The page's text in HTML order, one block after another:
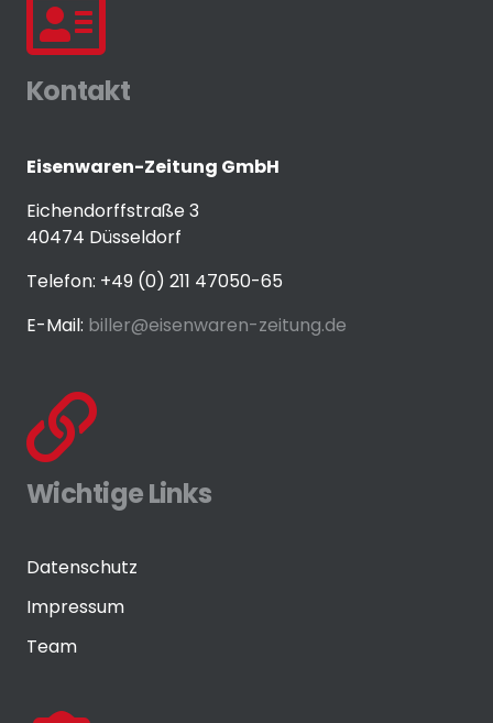
Kontakt
Eisenwaren-Zeitung GmbH
Eichendorffstraße 3
40474 Düsseldorf
Telefon: +49 (0) 211 47050-65
E-Mail: biller@eisenwaren-zeitung.de
Wichtige Links
Datenschutz
Impressum
Team